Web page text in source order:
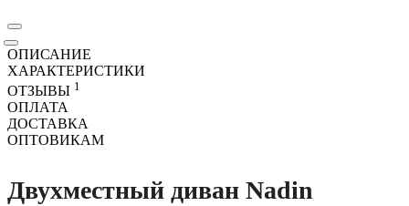
ОПИСАНИЕ
ХАРАКТЕРИСТИКИ
ОТЗЫВЫ 1
ОПЛАТА
ДОСТАВКА
ОПТОВИКАМ
Двухместный диван Nadin